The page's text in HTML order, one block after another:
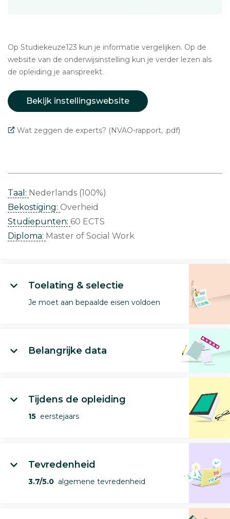
Op Studiekeuze123 kun je informatie vergelijken. Op de
website van de onderwijsinstelling kun je verder lezen als
de opleiding je aanspreekt.
Bekijk instellingswebsite
Wat zeggen de experts? (NVAO-rapport, .pdf)
Taal: Nederlands (100%)
Bekostiging: Overheid
Studiepunten: 60 ECTS
Diploma: Master of Social Work
Toelating & selectie
Je moet aan bepaalde eisen voldoen
Belangrijke data
Tijdens de opleiding
15 eerstejaars
Tevredenheid
3.7/5.0 algemene tevredenheid